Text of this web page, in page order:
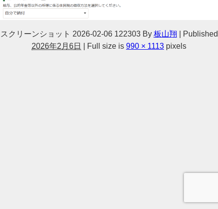
スクリーンショット 2026-02-06 122303 By 板山翔
Published
2026年2月6日
Full size is 990 × 1113 pixels